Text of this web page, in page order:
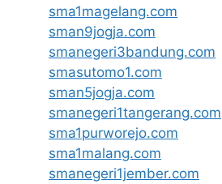
sma1magelang.com
sman9jogja.com
smanegeri3bandung.com
smasutomo1.com
sman5jogja.com
smanegeri1tangerang.com
sma1purworejo.com
sma1malang.com
smanegeri1jember.com